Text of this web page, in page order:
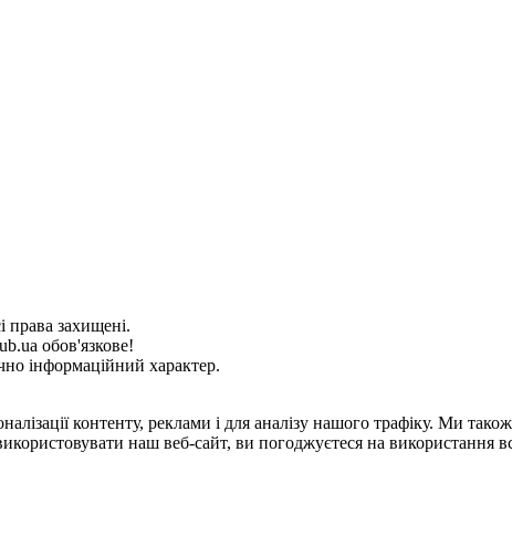
захищені.
обов'язкове!
інформаційний характер.
контенту, реклами і для аналізу нашого трафіку. Ми
наш веб-сайт, ви погоджуєтеся на використання